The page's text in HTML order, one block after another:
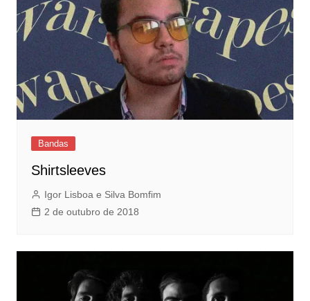
Bandas
Shirtsleeves
Igor Lisboa e Silva Bomfim
2 de outubro de 2018